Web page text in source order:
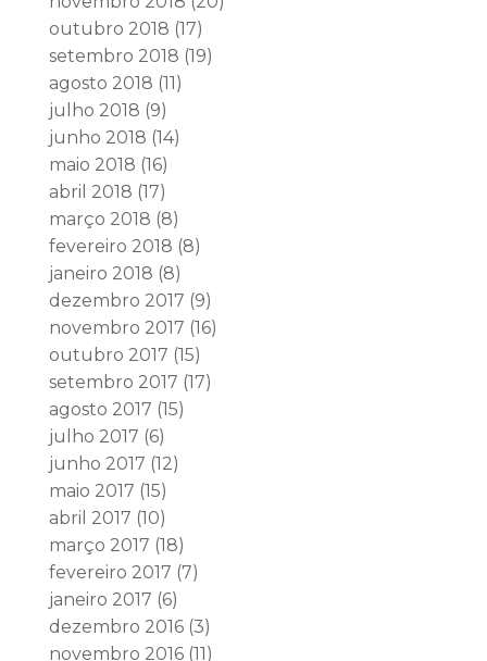
outubro 2018 (17)
setembro 2018 (19)
agosto 2018 (11)
julho 2018 (9)
junho 2018 (14)
maio 2018 (16)
abril 2018 (17)
março 2018 (8)
fevereiro 2018 (8)
janeiro 2018 (8)
dezembro 2017 (9)
novembro 2017 (16)
outubro 2017 (15)
setembro 2017 (17)
agosto 2017 (15)
julho 2017 (6)
junho 2017 (12)
maio 2017 (15)
abril 2017 (10)
março 2017 (18)
fevereiro 2017 (7)
janeiro 2017 (6)
dezembro 2016(3)
novembro 2016(11)